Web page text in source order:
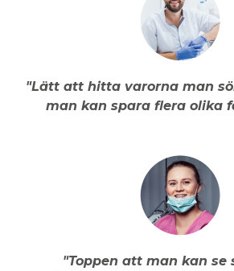
"Lätt att hitta varorna man
man kan spara flera olika
"Toppen att man kan se